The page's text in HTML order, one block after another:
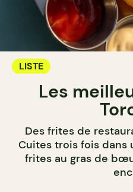
LISTE
Les
Des frites de
Cuites trois fois dans
frites au gras de